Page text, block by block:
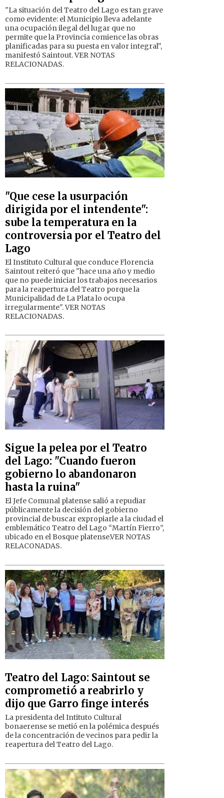
"La situación del Teatro del Lago es tan grave
como evidente: el Municipio lleva adelante
una ocupación ilegal del lugar que no
permite que la Provincia comience las obras
planificadas para su puesta en valor integral",
manifestó Saintout. VER NOTAS
RELACIONADAS.
"Que cese la usurpación
dirigida por el intendente":
sube la temperatura en la
controversia por el Teatro del
Lago
El Instituto Cultural que conduce Florencia
Saintout reiteró que "hace una año y medio
que no puede iniciar los trabajos necesarios
para la reapertura del Teatro porque la
Municipalidad de La Plata lo ocupa
irregularmente". VER NOTAS
RELACIONADAS.
Sigue la pelea por el Teatro
del Lago: "Cuando fueron
gobierno lo abandonaron
hasta la ruina"
El Jefe Comunal platense salió a repudiar
públicamente la decisión del gobierno
provincial de buscar expropiarle a la ciudad el
emblemático Teatro del Lago “Martín Fierro”,
ubicado en el Bosque platense.VER NOTAS
RELACONADAS.
Teatro del Lago: Saintout se
comprometió a reabrirlo y
dijo que Garro finge interés
La presidenta del Intituto Cultural
bonaerense se metió en la polémica después
de la concentración de vecinos para pedir la
reapertura del Teatro del Lago.